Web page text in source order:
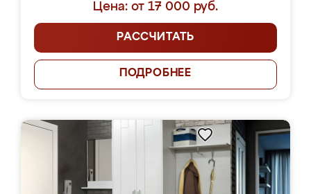
Цена: от 17 000 руб.
РАССЧИТАТЬ
ПОДРОБНЕЕ